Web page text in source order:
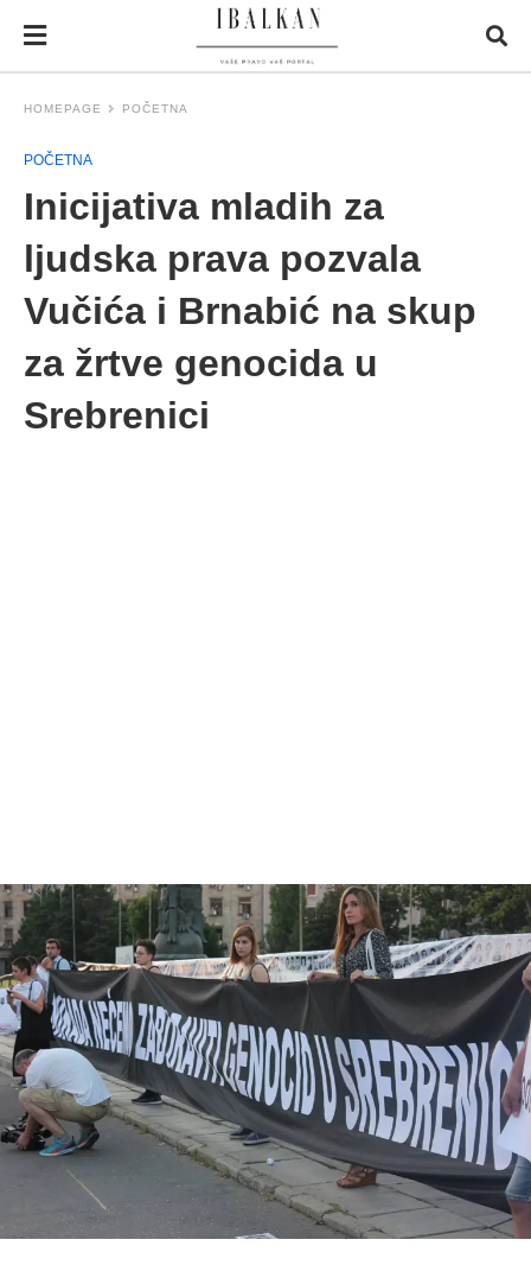
HOMEPAGE POČETNA
POČETNA
Inicijativa mladih za
ljudska prava pozvala
Vučića i Brnabić na skup
za žrtve genocida u
Srebrenici